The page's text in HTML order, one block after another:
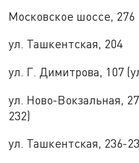
Московское шоссе, 276
ул. Ташкентская, 204
ул. Г. Димитрова, 107
ул. Ново-Вокзальная,
232)
ул. Ташкентская, 236-